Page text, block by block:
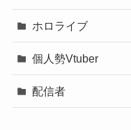
ホロライブ
個人勢Vtuber
配信者